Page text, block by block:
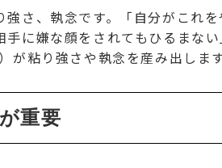
さ、執念です。「自分がこれ
に嫌な顔をされてもひるまな
粘り強さや執念を産み出します
重要